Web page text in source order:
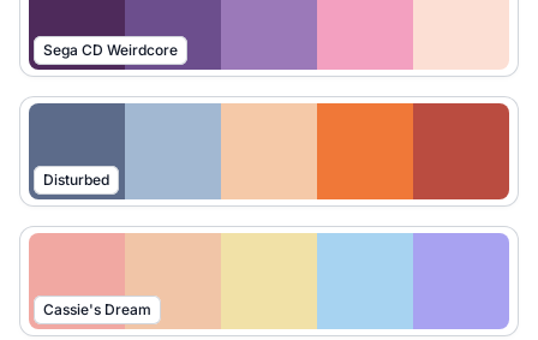
Sega CD Weirdcore
Disturbed
Cassie's Dream